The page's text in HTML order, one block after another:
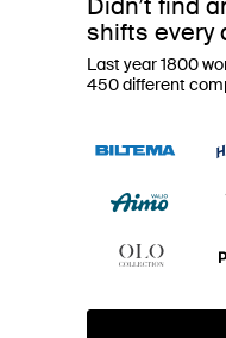
shifts every
Last year 1800
450 different